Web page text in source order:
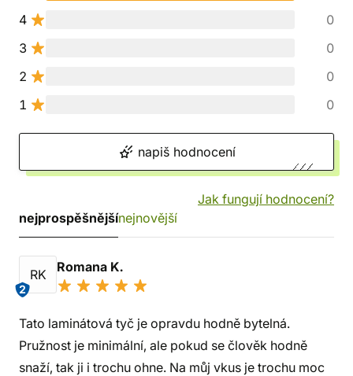
4
0
3
0
2
0
1
0
napiš hodnocení
Jak fungují hodnocení?
nejprospěšnějšínejnovější
RK
2
Romana K.
Tato laminátová tyč je opravdu hodně bytelná.
Pružnost je minimální, ale pokud se člověk hodně
snaží, tak ji i trochu ohne. Na můj vkus je trochu moc